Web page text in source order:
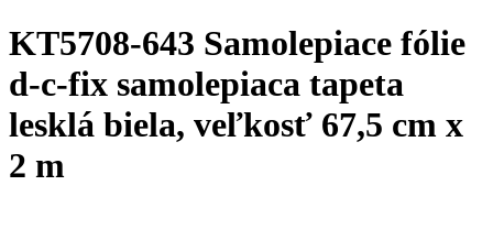
KT5708-643 Samolepiace fólie
d-c-fix samolepiaca tapeta
lesklá biela, veľkosť 67,5 cm x
2 m